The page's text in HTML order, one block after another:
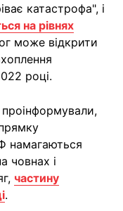
катастрофа", і
на рівнях
може відкрити
році.
намагаються
човнах і
частину
.